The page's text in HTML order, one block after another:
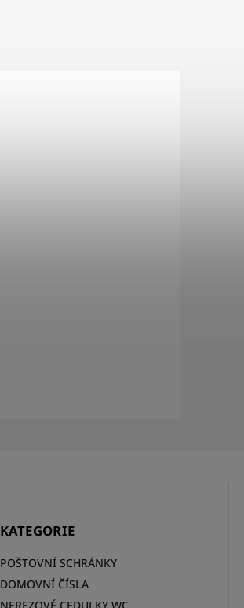
KATEGORIE
POŠTOVNÍ SCHRÁNKY
DOMOVNÍ ČÍSLA
NEREZOVÉ CEDULKY WC